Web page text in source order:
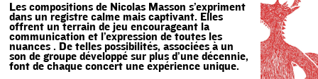
Les compositions de Nicolas Masson s’expriment
dans un registre calme mais captivant. Elles
offrent un terrain de jeu encourageant la
communication et l’expression de toutes les
nuances . De telles possibilités, associées à un
son de groupe développé sur plus d’une décennie,
font de chaque concert une expérience unique.